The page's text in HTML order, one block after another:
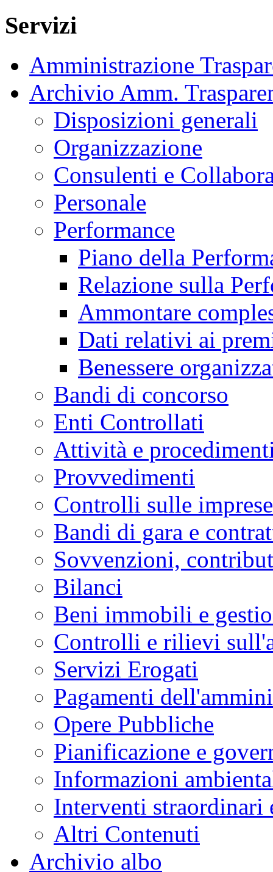
Servizi
Amministrazione
Archivio Amm.
Disposizioni generali
Organizzazione
Consulenti e
Personale
Performance
Piano della
Relazione sulla
Ammontare
Dati relativi ai
Benessere
Bandi di concorso
Enti Controllati
Attività e
Provvedimenti
Controlli sulle imprese
Bandi di gara e
Sovvenzioni,
Bilanci
Beni immobili e
Controlli e rilievi
Servizi Erogati
Pagamenti
Opere Pubbliche
Pianificazione e
Informazioni
Interventi straordinari
Altri Contenuti
Archivio albo